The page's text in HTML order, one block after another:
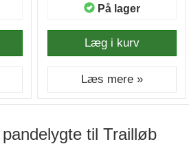
På lager
Læg i kurv
Læs mere »
til Trailløb